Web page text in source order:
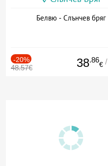
Белвю - Слънчев бряг
-20%
48.57€ 38.86
€ /